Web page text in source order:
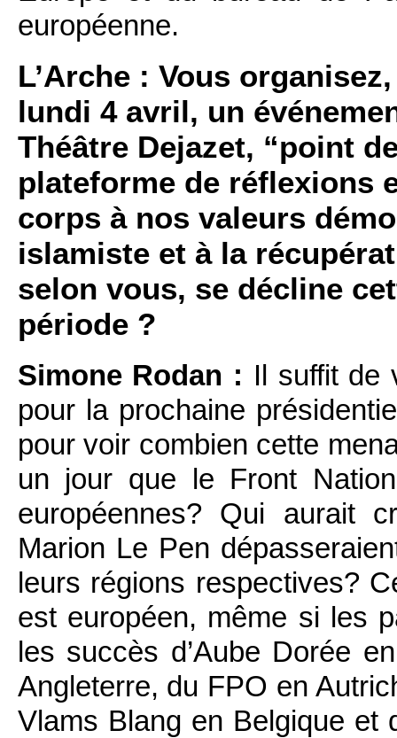
européenne.
L’Arche : Vous
lundi 4 avril, un
Théâtre Dejazet, “point
plateforme de réflexions
corps à nos valeurs
islamiste et à la
selon vous, se décline
période ?
Simone Rodan : Il suffit de
pour la prochaine
pour voir combien cette
un jour que le Front
européennes? Qui aurait
Marion Le Pen
leurs régions respectives?
est européen, même si les
les succès d’Aube Dorée
Angleterre, du FPO en
Vlams Blang en Belgique